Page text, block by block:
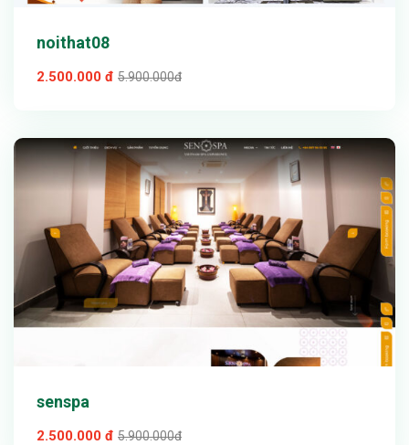
noithat08
2.500.000 đ 5.900.000đ
Chi tiết
senspa
2.500.000 đ 5.900.000đ